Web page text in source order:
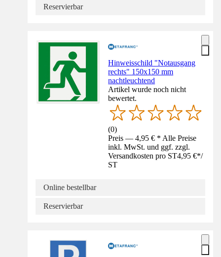
Reservierbar
Hinweisschild "Notausgang
rechts" 150x150 mm
nachtleuchtend
Artikel wurde noch nicht
bewertet.
(0)
Preis — 4,95 € * Alle Preise
inkl. MwSt. und ggf. zzgl.
Versandkosten pro ST4,95 €*/
ST
Online bestellbar
Reservierbar